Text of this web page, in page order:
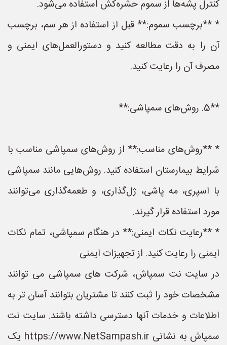
کنترل پشه‌ها از سموم حشره‌کش استفاده می‌شود.
* **برچسب سموم:** قبل از استفاده از هر سم، برچسب
آن را به دقت مطالعه کنید و دستورالعمل‌های ایمنی و
مصرف آن را رعایت کنید.
**5. روش‌های سمپاشی:**
* **روش‌های مناسب:** از روش‌های سمپاشی مناسب با
شرایط بیمارستان استفاده کنید. روش‌هایی مانند سمپاشی
با اسپری، مه پاشی، ژل‌گذاری، و طعمه‌گذاری می‌توانند
مورد استفاده قرار گیرند.
* **رعایت نکات ایمنی:** در هنگام سمپاشی، تمام نکات
ایمنی را رعایت کنید. از تجهیزات ایمنی
در سایت نت سمپاش، شرکت های سمپاشی می توانند
مشخصات خود را ثبت کنند تا مشتریان بتوانند آسان تر به
اطلاعات و خدمات آنها دسترسی داشته باشند. سایت نت
سمپاش به نشانی https://www.NetSampash.ir یک